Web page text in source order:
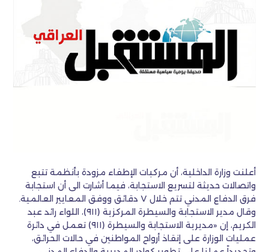
أعلنت وزارة الداخلية، أن مركبات الإطفاء مزودة بأنظمة تتبع
واتصالات حديثة لتسريع الاستجابة، فيما أشارت الى أن استجابة
فرق الدفاع المدني تتم خلال ٧ دقائق ووفق المعايير العالمية.
وقال مدير الاستجابة والسيطرة المركزية (٩١١)، اللواء رائد عبد
الكريم، إن «مديرية الاستجابة والسيطرة (٩١١) تعمل في دائرة
عمليات الوزارة على إنقاذ أرواح المواطنين في حالات الحرائق،